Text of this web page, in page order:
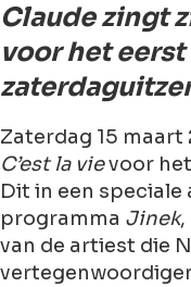
Claude zingt
voor het
Zaterdag 15 maart
C’est la vievoor
Dit in een
programma Jinek,
van de artiest die